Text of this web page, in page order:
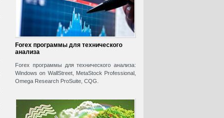
Forex программы для технического
анализа
Forex программы для технического анализа:
Windows on WallStreet, MetaStock Professional,
Omega Research ProSuite, CQG.